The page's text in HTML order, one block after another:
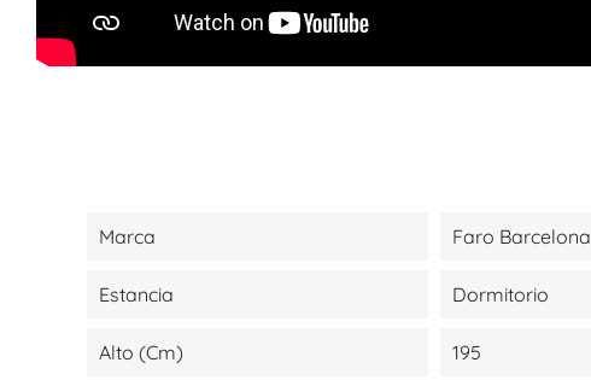
Marca Faro Barcelona
Estancia Dormitorio
Alto (cm) 195